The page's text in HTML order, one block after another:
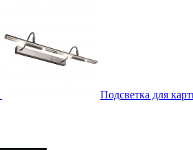
Подсветка для